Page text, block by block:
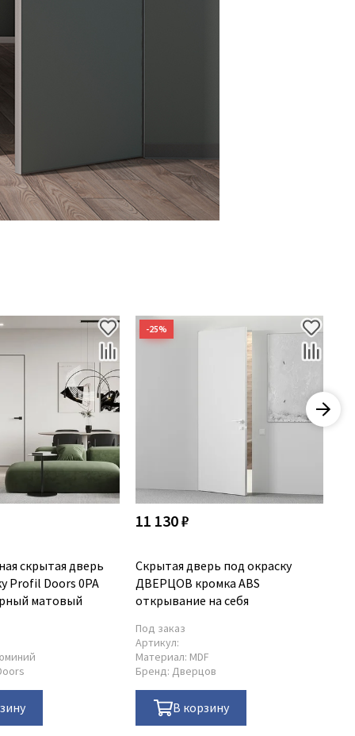
скрытая дверь
Profil Doors 0PA
матовый
11 130 ₽
Скрытая дверь под окраску
ДВЕРЦОВ кромка ABS
открывание на себя
Под заказ
Артикул:
Материал: MDF
Бренд: Дверцов
В корзину